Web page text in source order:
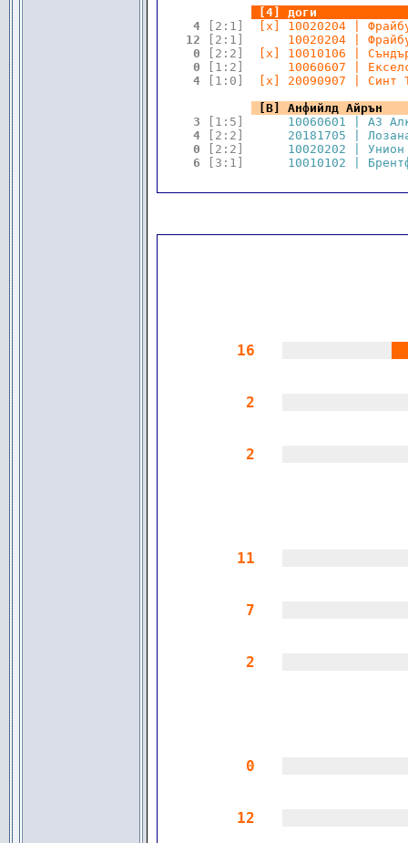
[4] доги
4
[2:1]
[x] 10020204 |
12
[2:1]
10020204 |
0
[2:2]
[x] 10010106 |
0
[1:2]
10060607 |
4
[1:0]
[x] 20090907 | Синт
[В] Анфийлд
3
[1:5]
10060601 | АЗ
4
[2:2]
20181705 |
0
[2:2]
10020202 |
6
[3:1]
10010102 |
16
2
2
11
7
2
0
12